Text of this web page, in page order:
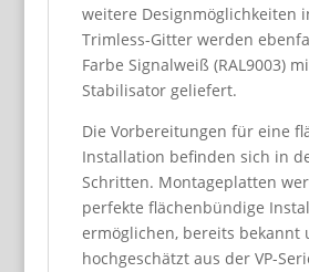
weitere Designmöglichkeiten
Trimless-Gitter werden
Farbe Signalweiß (RAL9003)
Stabilisator geliefert.
Die Vorbereitungen für eine
Installation befinden sich in
Schritten. Montageplatten
perfekte flächenbündige
ermöglichen, bereits bekannt
hochgeschätzt aus der VP-